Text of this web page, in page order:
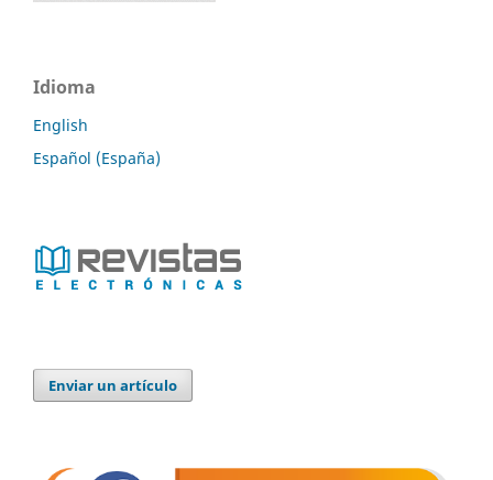
Idioma
English
Español (España)
Enviar un artículo